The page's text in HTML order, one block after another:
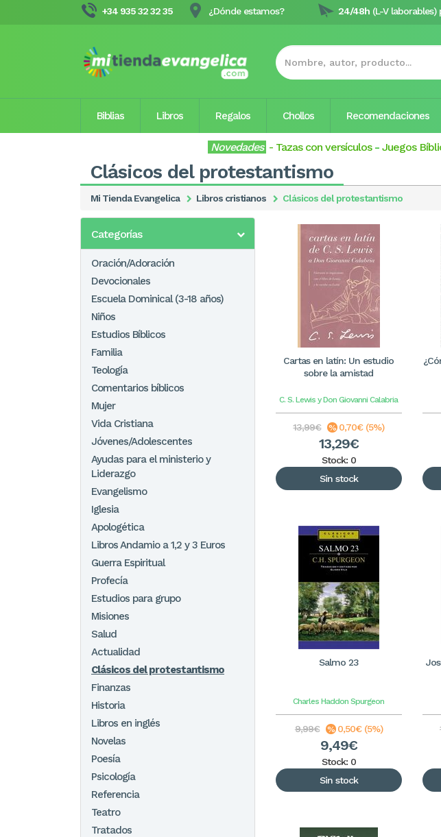
+34 935 32 32 35 ¿Dónde estamos? 24/48h (L-V laborables)
Biblias Libros Regalos Chollos Recomendaciones
Novedades - Tazas con versículos- Juegos
Clásicos del protestantismo
Mi Tienda Evangelica Libros cristianos Clásicos del protestantismo
Categorías
Oración/Adoración
Devocionales
Escuela Dominical (3-18 años)
Niños
Estudios Bíblicos
Familia
Teología
Comentarios bíblicos
Mujer
Vida Cristiana
Jóvenes/Adolescentes
Ayudas para el ministerio y
Liderazgo
Evangelismo
Iglesia
Apologética
Libros Andamio a 1,2 y 3 Euros
Guerra Espiritual
Profecía
Estudios para grupo
Misiones
Salud
Actualidad
Clásicos del protestantismo
Finanzas
Historia
Libros en inglés
Novelas
Poesía
Psicología
Referencia
Teatro
Tratados
Cartas en latín: Un estudio
sobre la amistad
C. S. Lewis y Don Giovanni Calabria
13,99€ 0,70€ (5%)
13,29€
Stock: 0
Sin stock
Salmo 23
Charles Haddon Spurgeon
9,99€ 0,50€ (5%)
9,49€
Stock: 0
Sin stock